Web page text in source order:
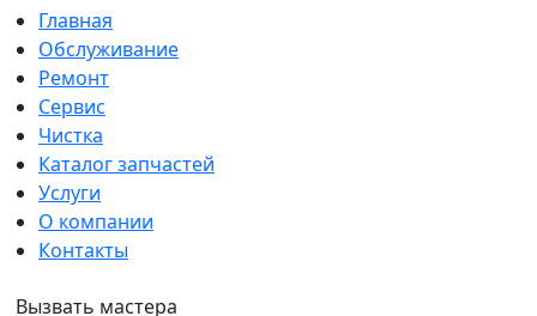
Главная
Обслуживание
Ремонт
Сервис
Чистка
Каталог запчастей
Услуги
О компании
Контакты
Вызвать мастера